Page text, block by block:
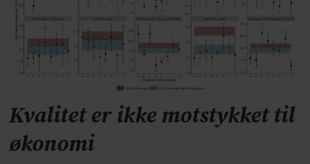
Kvalitet er ikke motstykket til
økonomi